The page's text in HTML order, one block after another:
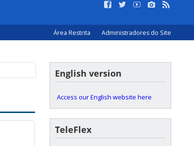
Área Restrita Administradores do Site
English version
Access our English website here
TeleFlex